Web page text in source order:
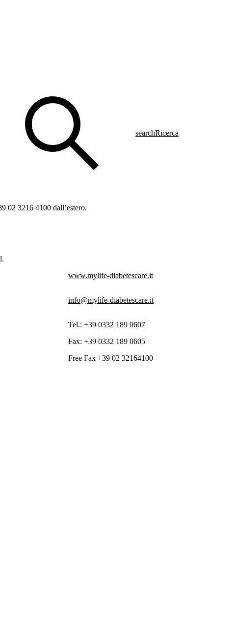
searchRicerca
02 3216 4100 dall’estero.
www.mylife-diabetescare.it
info@mylife-diabetescare.it
Tel.: +39 0332 189 0607
Fax: +39 0332 189 0605
Free Fax+39 02 32164100